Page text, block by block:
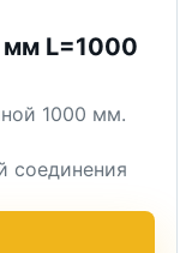
мм L=1000
1000 мм.
соединения